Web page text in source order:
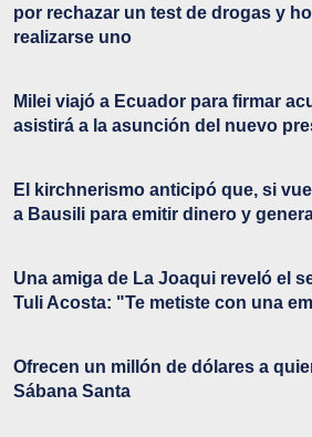
por rechazar un test de drogas y
realizarse uno
Milei viajó a Ecuador para firmar
asistirá a la asunción del nuevo
El kirchnerismo anticipó que, si
a Bausili para emitir dinero y
Una amiga de La Joaqui reveló el
Tuli Acosta: "Te metiste con una
Ofrecen un millón de dólares a
Sábana Santa